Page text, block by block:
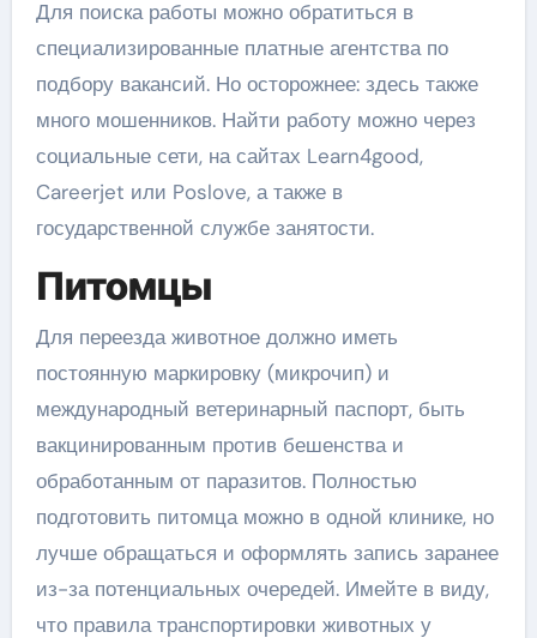
Для поиска работы можно обратиться в
специализированные платные агентства по
подбору вакансий. Но осторожнее: здесь также
много мошенников. Найти работу можно через
социальные сети, на сайтах Learn4good,
Careerjet или Poslove, а также в
государственной службе занятости.
Питомцы
Для переезда животное должно иметь
постоянную маркировку (микрочип) и
международный ветеринарный паспорт, быть
вакцинированным против бешенства и
обработанным от паразитов. Полностью
подготовить питомца можно в одной клинике, но
лучше обращаться и оформлять запись заранее
из-за потенциальных очередей. Имейте в виду,
что правила транспортировки животных у